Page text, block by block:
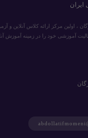
ایران
، اولین مرکز ارائه کلاس آنلاین و